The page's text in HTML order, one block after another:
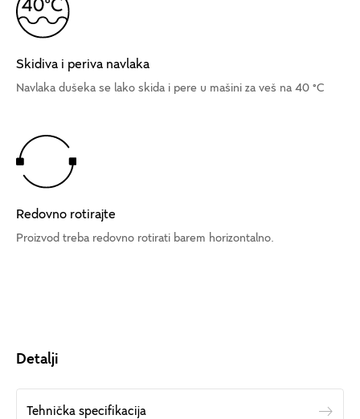
Skidiva i periva navlaka
Navlaka dušeka se lako skida i pere u mašini za veš na 40 °C
Redovno rotirajte
Proizvod treba redovno rotirati barem horizontalno.
Detalji
Tehnička specifikacija